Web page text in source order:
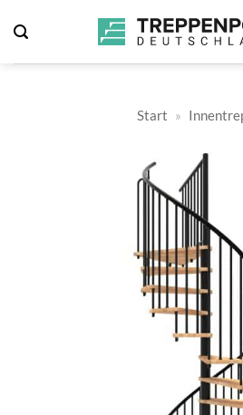
Inhalt
springen
Start »